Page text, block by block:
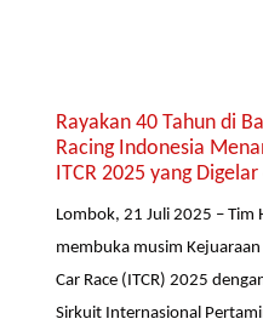
Rayakan 40 Tahun di
Racing Indonesia
ITCR 2025 yang
Lombok, 21 Juli 2025 – Tim
membuka musim
Car Race (ITCR) 2025
Sirkuit Internasional